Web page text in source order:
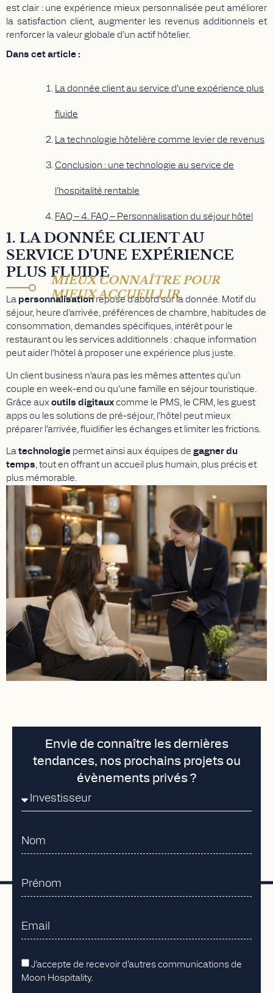
est clair : une expérience mieux personnalisée peut améliorer
la satisfaction client, augmenter les revenus additionnels et
renforcer la valeur globale d’un actif hôtelier.
Dans cet article :
La donnée client au service d’une expérience plus
fluide
La technologie hôtelière comme levier de revenus
Conclusion : une technologie au service de
l’hospitalité rentable
FAQ – 4. FAQ – Personnalisation du séjour hôtel
1. LA DONNÉE CLIENT AU
SERVICE D’UNE EXPÉRIENCE
PLUS FLUIDE
MIEUX CONNAÎTRE POUR
MIEUX ACCUEILLIR
La personnalisationrepose d’abord sur la donnée. Motif du
séjour, heure d’arrivée, préférences de chambre, habitudes de
consommation, demandes spécifiques, intérêt pour le
restaurant ou les services additionnels : chaque information
peut aider l’hôtel à proposer une expérience plus juste.
Un client business n’aura pas les mêmes attentes qu’un
couple en week-end ou qu’une famille en séjour touristique.
Grâce aux outils digitaux comme le PMS, le CRM, les guest
apps ou les solutions de pré-séjour, l’hôtel peut mieux
préparer l’arrivée, fluidifier les échanges et limiter les frictions.
La technologie permet ainsi aux équipes de gagner du
temps, tout en offrant un accueil plus humain, plus précis et
plus mémorable.
Envie de connaître les dernières
tendances, nos prochains projets ou
évènements privés ?
J’accepte de recevoir d’autres communications de
Moon Hospitality.